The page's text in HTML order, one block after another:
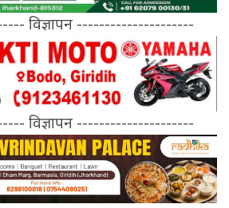
विज्ञापन ---------------------
विज्ञापन ---------------------